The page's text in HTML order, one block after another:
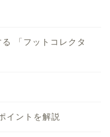
「フットコレクタ
イントを解説